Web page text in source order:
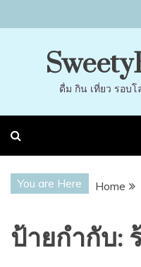
to
ดื่ม กิน เที่ยว รอบ
You are Here Home
ป้ายกำกับ: